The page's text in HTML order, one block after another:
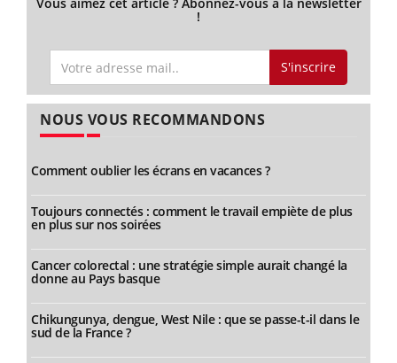
!
S'inscrire
NOUS VOUS RECOMMANDONS
Comment oublier les écrans en vacances ?
Toujours connectés : comment le travail empiète de plus
en plus sur nos soirées
Cancer colorectal : une stratégie simple aurait changé la
donne au Pays basque
Chikungunya, dengue, West Nile : que se passe-t-il dans le
sud de la France ?